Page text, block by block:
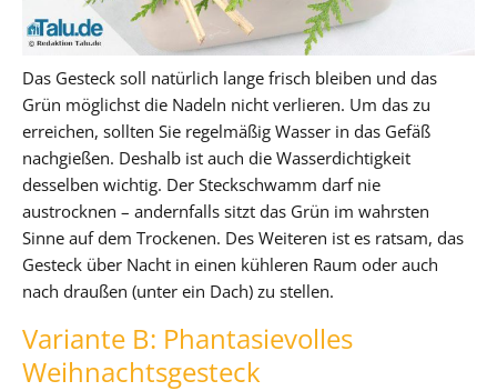
Das Gesteck soll natürlich lange frisch bleiben und das
Grün möglichst die Nadeln nicht verlieren. Um das zu
erreichen, sollten Sie regelmäßig Wasser in das Gefäß
nachgießen. Deshalb ist auch die Wasserdichtigkeit
desselben wichtig. Der Steckschwamm darf nie
austrocknen – andernfalls sitzt das Grün im wahrsten
Sinne auf dem Trockenen. Des Weiteren ist es ratsam, das
Gesteck über Nacht in einen kühleren Raum oder auch
nach draußen (unter ein Dach) zu stellen.
Variante B: Phantasievolles
Weihnachtsgesteck